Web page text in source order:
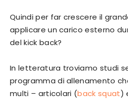
Quindi per far crescere il
applicare un carico esterno
del kick back?
In letteratura troviamo studi
programma di allenamento
multi – articolari (back squat)